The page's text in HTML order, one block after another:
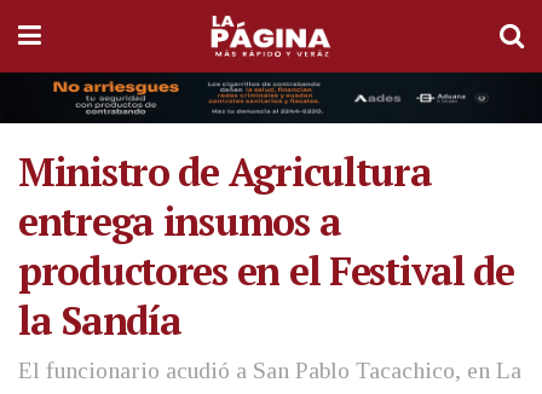
Ministro de Agricultura
entrega insumos a
productores en el Festival de
la Sandía
El funcionario acudió a San Pablo Tacachico, en La